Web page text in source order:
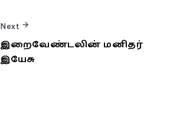
Next
இறைவேண்டலின் மனிதர்
இயேசு